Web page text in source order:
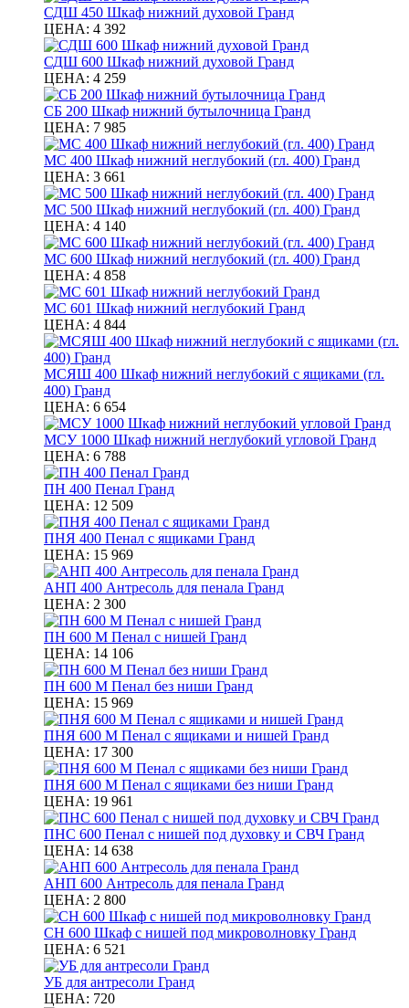
СДШ 450 Шкаф нижний духовой Гранд
ЦЕНА: 4 392
СДШ 600 Шкаф нижний духовой Гранд
ЦЕНА: 4 259
СБ 200 Шкаф нижний бутылочница Гранд
ЦЕНА: 7 985
МС 400 Шкаф нижний неглубокий (гл. 400) Гранд
ЦЕНА: 3 661
МС 500 Шкаф нижний неглубокий (гл. 400) Гранд
ЦЕНА: 4 140
МС 600 Шкаф нижний неглубокий (гл. 400) Гранд
ЦЕНА: 4 858
МС 601 Шкаф нижний неглубокий Гранд
ЦЕНА: 4 844
МСЯШ 400 Шкаф нижний неглубокий с ящиками (гл.
400) Гранд
ЦЕНА: 6 654
МСУ 1000 Шкаф нижний неглубокий угловой Гранд
ЦЕНА: 6 788
ПН 400 Пенал Гранд
ЦЕНА: 12 509
ПНЯ 400 Пенал с ящиками Гранд
ЦЕНА: 15 969
АНП 400 Антресоль для пенала Гранд
ЦЕНА: 2 300
ПН 600 М Пенал с нишей Гранд
ЦЕНА: 14 106
ПН 600 М Пенал без ниши Гранд
ЦЕНА: 15 969
ПНЯ 600 М Пенал с ящиками и нишей Гранд
ЦЕНА: 17 300
ПНЯ 600 М Пенал с ящиками без ниши Гранд
ЦЕНА: 19 961
ПНС 600 Пенал с нишей под духовку и СВЧ Гранд
ЦЕНА: 14 638
АНП 600 Антресоль для пенала Гранд
ЦЕНА: 2 800
СН 600 Шкаф с нишей под микроволновку Гранд
ЦЕНА: 6 521
УБ для антресоли Гранд
ЦЕНА: 720